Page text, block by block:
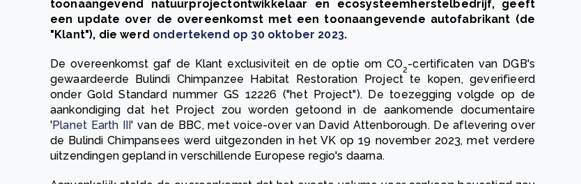
toonaangevend natuurprojectontwikkelaar en ecosysteemherstelbedrijf, geeft
een update over de overeenkomst met een toonaangevende autofabrikant (de
"Klant"), die werd ondertekend op 30 oktober 2023.
De overeenkomst gaf de Klant exclusiviteit en de optie om CO2-certificaten van DGB's
gewaardeerde Bulindi Chimpanzee Habitat Restoration Project te kopen, geverifieerd
onder Gold Standard nummer GS 12226 ("het Project"). De toezegging volgde op de
aankondiging dat het Project zou worden getoond in de aankomende documentaire
'Planet Earth III' van de BBC, met voice-over van David Attenborough. De aflevering over
de Bulindi Chimpansees werd uitgezonden in het VK op 19 november 2023, met verdere
uitzendingen gepland in verschillende Europese regio's daarna.